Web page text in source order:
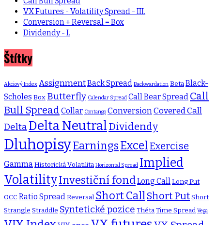
VX Futures - Volatility Spread - III.
Conversion + Reversal = Box
Dividendy - I.
Štítky
Akciový Index AssignmentBack Spread Backwardation BetaBlack-
Scholes Box Butterfly Calendar Spread Call Bear Spread Call
Bull Spread Collar Contango ConversionCovered Call
Delta Delta Neutral Dividendy
DluhopisyEarningsExcelExercise
GammaHistorická Volatilita Horizontal Spread Implied
VolatilityInvestiční fondLong CallLong Put
OCC Ratio SpreadReversal Short Call Short PutShort
Strangle Straddle Syntetické pozice ThétaTime Spread Vega